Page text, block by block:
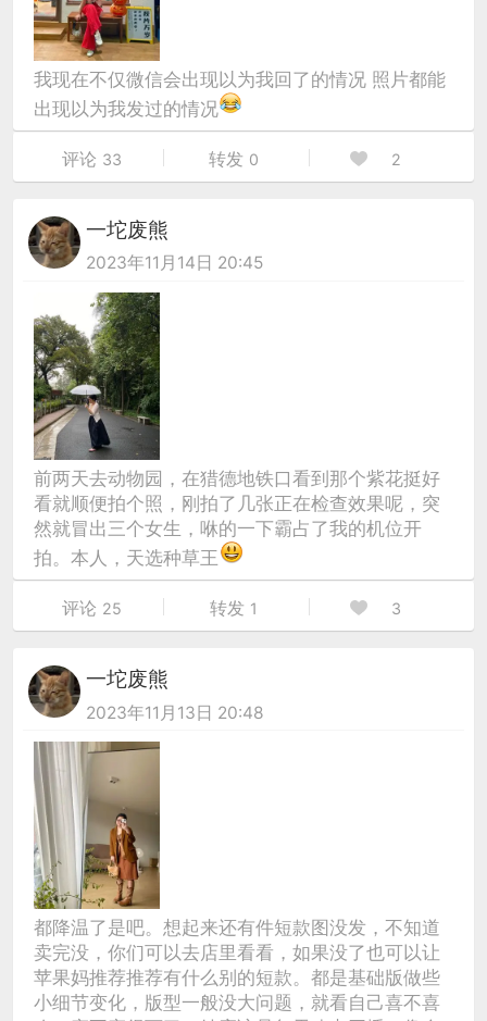
我现在不仅微信会出现以为我回了的情况 照片都能
出现以为我发过的情况
评论 33 转发 0 2
一坨废熊
2023年11月14日 20:45
前两天去动物园，在猎德地铁口看到那个紫花挺好
看就顺便拍个照，刚拍了几张正在检查效果呢，突
然就冒出三个女生，咻的一下霸占了我的机位开
拍。本人，天选种草王
评论 25 转发 1 3
一坨废熊
2023年11月13日 20:48
都降温了是吧。想起来还有件短款图没发，不知道
卖完没，你们可以去店里看看，如果没了也可以让
苹果妈推荐推荐有什么别的短款。都是基础版做些
小细节变化，版型一般没大问题，就看自己喜不喜